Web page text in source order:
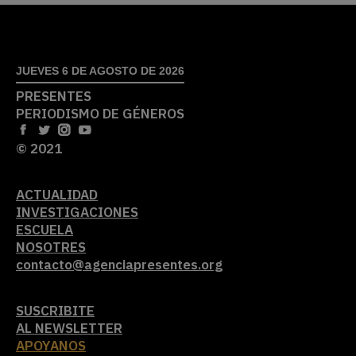
JUEVES 6 DE AGOSTO DE 2026
PRESENTES
PERIODISMO DE GÉNEROS
© 2021
ACTUALIDAD
INVESTIGACIONES
ESCUELA
NOSOTRES
contacto@agenciapresentes.org
SUSCRIBITE
AL NEWSLETTER
APOYANOS